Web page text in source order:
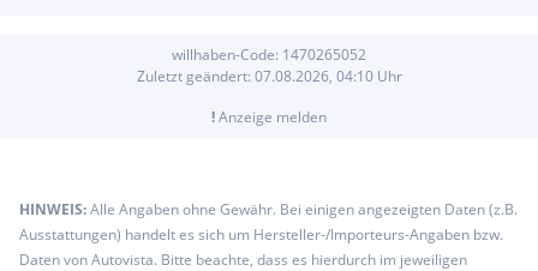
willhaben-Code: 1470265052
Zuletzt geändert: 07.08.2026, 04:10Uhr
!Anzeige melden
HINWEIS:Alle Angaben ohne Gewähr. Bei einigen angezeigten Daten (z.B.
Ausstattungen) handelt es sich um Hersteller-/Importeurs-Angaben bzw.
Daten von Autovista. Bitte beachte, dass es hierdurch im jeweiligen